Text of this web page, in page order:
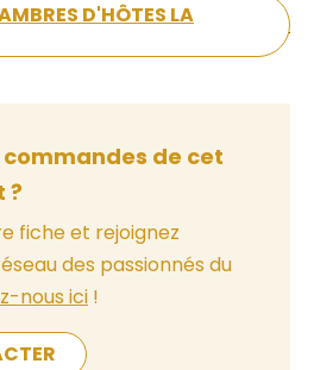
D'HÔTES LA
de cet
?
fiche et rejoignez
des passionnés du
nous ici !